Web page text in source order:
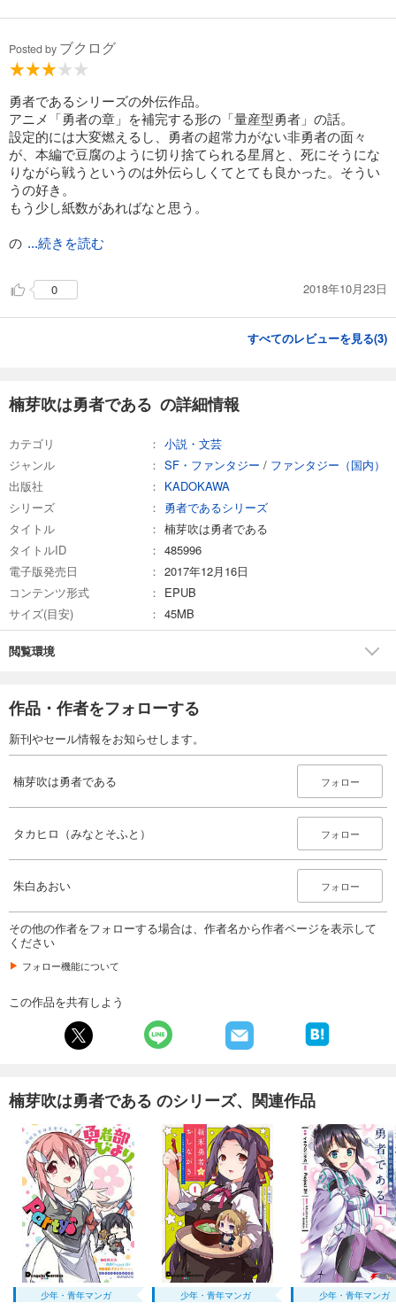
Posted by ブクログ
勇者であるシリーズの外伝作品。
アニメ「勇者の章」を補完する形の「量産型勇者」の話。
設定的には大変燃えるし、勇者の超常力がない非勇者の面々
が、本編で豆腐のように切り捨てられる星屑と、死にそうにな
りながら戦うというのは外伝らしくてとても良かった。そうい
うの好き。
もう少し紙数があればなと思う。
の ...続きを読む
0 2018年10月23日
すべてのレビューを見る(3)
楠芽吹は勇者である の詳細情報
カテゴリ
小説・文芸
ジャンル
SF・ファンタジー / ファンタジー（国内）
出版社
KADOKAWA
シリーズ
勇者であるシリーズ
タイトル
楠芽吹は勇者である
タイトルID
485996
電子版発売日
2017年12月16日
コンテンツ形式
EPUB
サイズ(目安)
45MB
閲覧環境
作品・作者をフォローする
新刊やセール情報をお知らせします。
楠芽吹は勇者である フォロー
タカヒロ（みなとそふと） フォロー
朱白あおい フォロー
その他の作者をフォローする場合は、作者名から作者ページを表示して
ください
フォロー機能について
この作品を共有しよう
楠芽吹は勇者である のシリーズ、関連作品
少年・青年マンガ 少年・青年マンガ 少年・青年マンガ